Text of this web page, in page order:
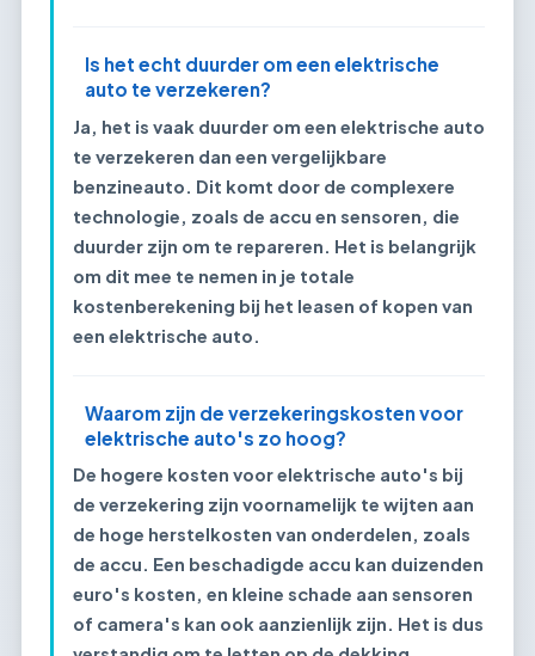
Is het echt duurder om een elektrische
auto te verzekeren?
Ja, het is vaak duurder om een elektrische auto
te verzekeren dan een vergelijkbare
benzineauto. Dit komt door de complexere
technologie, zoals de accu en sensoren, die
duurder zijn om te repareren. Het is belangrijk
om dit mee te nemen in je totale
kostenberekening bij het leasen of kopen van
een elektrische auto.
Waarom zijn de verzekeringskosten voor
elektrische auto's zo hoog?
De hogere kosten voor elektrische auto's bij
de verzekering zijn voornamelijk te wijten aan
de hoge herstelkosten van onderdelen, zoals
de accu. Een beschadigde accu kan duizenden
euro's kosten, en kleine schade aan sensoren
of camera's kan ook aanzienlijk zijn. Het is dus